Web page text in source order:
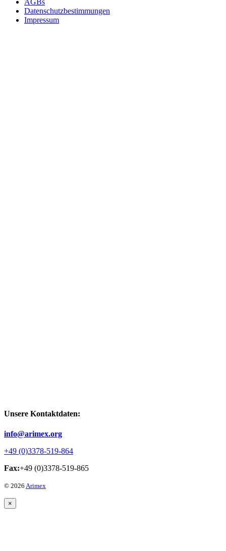
AGBs
Datenschutzbestimmungen
Impressum
Unsere Kontaktdaten:
info@arimex.org
+49 (0)3378-519-864
Fax:+49 (0)3378-519-865
© 2026 Arimex
×